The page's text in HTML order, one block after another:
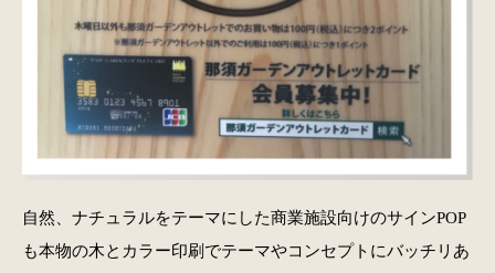
自然、ナチュラルをテーマにした商業施設向けのサインPOP
も本物の木とカラー印刷でテーマやコンセプトにバッチリあ